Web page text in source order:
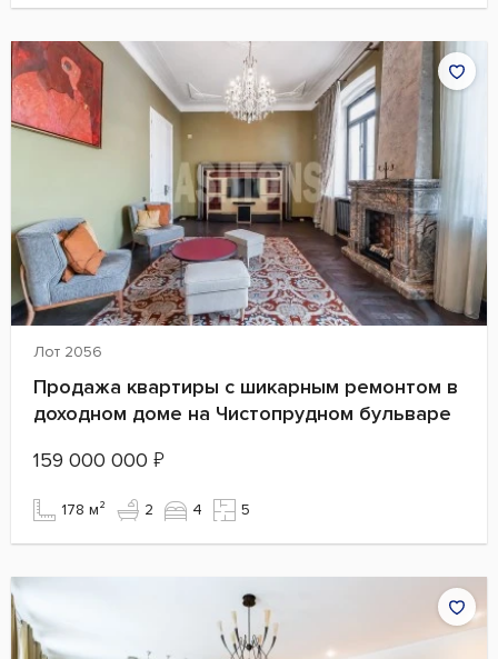
Лот 2056
Продажа квартиры с шикарным ремонтом в
доходном доме на Чистопрудном бульваре
159 000 000 ₽
178 м² 2 4 5